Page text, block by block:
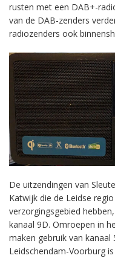
rusten met een DAB+-
van de DAB-zenders
radiozenders ook
De uitzendingen van
Katwijk die de Leidse
verzorgingsgebied
kanaal 9D. Omroepen in
maken gebruik van
Leidschendam-Voorburg